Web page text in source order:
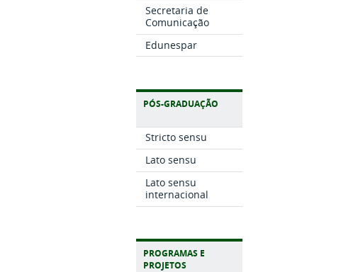
Secretaria de
Comunicação
Edunespar
PÓS-GRADUAÇÃO
Stricto sensu
Lato sensu
Lato sensu
internacional
PROGRAMAS E
PROJETOS